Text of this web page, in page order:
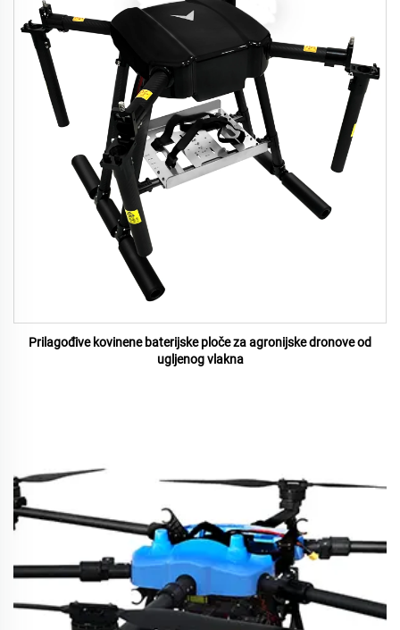
Prilagođive kovinene baterijske ploče za agronijske dronove od
ugljenog vlakna